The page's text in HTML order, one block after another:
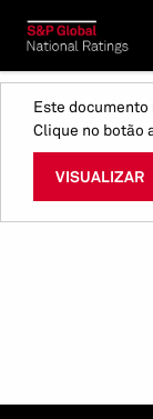
Este documento
Clique no botão
VISUALIZAR